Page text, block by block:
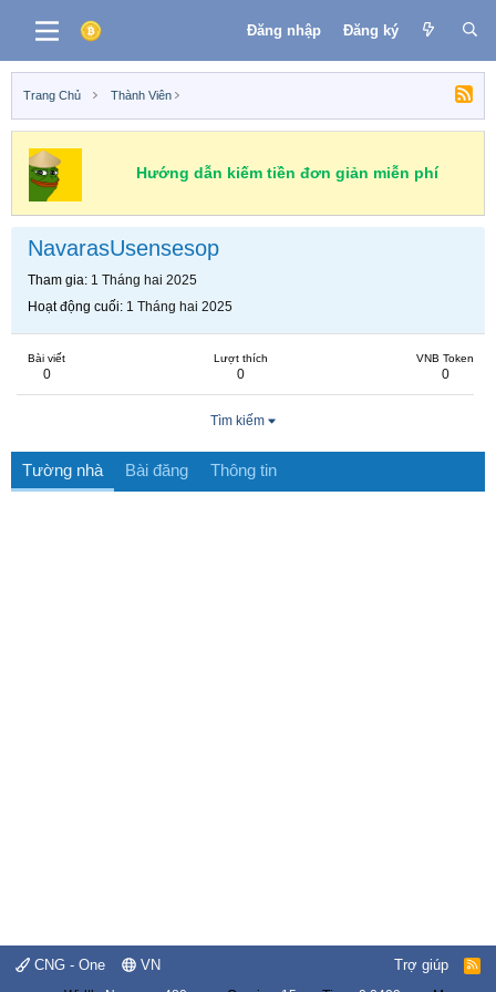
Đăng nhập Đăng ký
Trang Chủ Thành Viên
Hướng dẫn kiếm tiền đơn giản miễn phí
NavarasUsensesop
Tham gia 1 Tháng hai 2025
Hoạt động cuối 1 Tháng hai 2025
Bài viết
0
Lượt thích
0
VNB Token
0
Tìm kiếm
Tường nhà Bài đăng Thông tin
CNG - One VN Trợ giúp
R